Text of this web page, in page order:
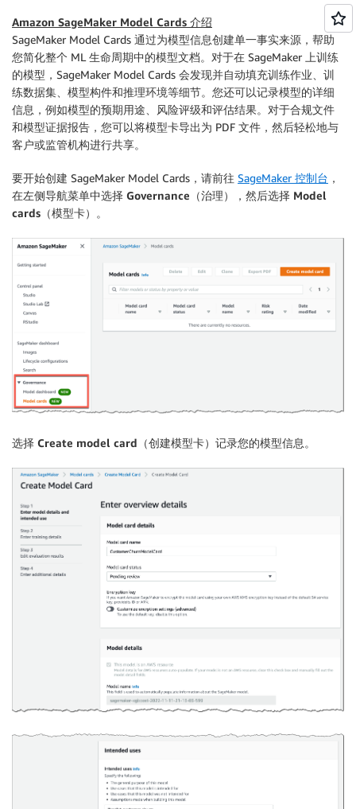
Amazon SageMaker Model Cards 介绍
SageMaker Model Cards 通过为模型信息创建单一事实来源，帮助
您简化整个 ML 生命周期中的模型文档。对于在 SageMaker 上训练
的模型，SageMaker Model Cards 会发现并自动填充训练作业、训
练数据集、模型构件和推理环境等细节。您还可以记录模型的详细
信息，例如模型的预期用途、风险评级和评估结果。对于合规文件
和模型证据报告，您可以将模型卡导出为 PDF 文件，然后轻松地与
客户或监管机构进行共享。
要开始创建 SageMaker Model Cards，请前往 SageMaker 控制台 ，
在左侧导航菜单中选择 Governance （治理），然后选择 Model
cards （模型卡）。
选择 Create model card （创建模型卡）记录您的模型信息。